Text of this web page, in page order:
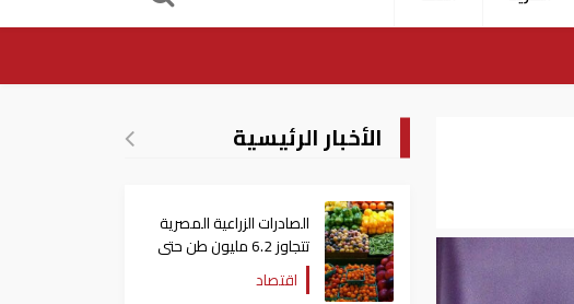
الأخبار الرئيسية
الصادرات الزراعية المصرية
تتجاوز 6.2 مليون طن حتى
الآناقتصاد